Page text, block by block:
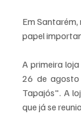
Em
papel
A primeira
26 de
Tapajós". A
que já se